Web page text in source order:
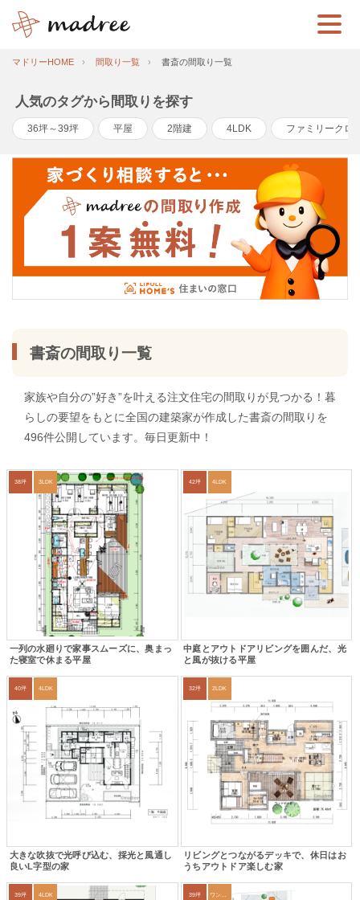
マドリーHOME 間取り一覧 書斎の間取り一覧
人気のタグから間取りを探す
36坪～39坪 平屋 2階建 4LDK ファミリークロ
書斎の間取り一覧
家族や自分の”好き”を叶える注文住宅の間取りが見つかる！暮
らしの要望をもとに全国の建築家が作成した書斎の間取りを
496件公開しています。毎日更新中！
38坪 3LDK
一列の水廻りで家事スムーズに、奥まっ
た寝室で休まる平屋
42坪 4LDK
中庭とアウトドアリビングを囲んだ、光
と風が抜ける平屋
40坪 4LDK
大きな吹抜で光呼び込む、採光と風通し
良いL字型の家
32坪 2LDK
リビングとつながるデッキで、休日はお
うちアウトドア楽しむ家
39坪 4LDK 39坪